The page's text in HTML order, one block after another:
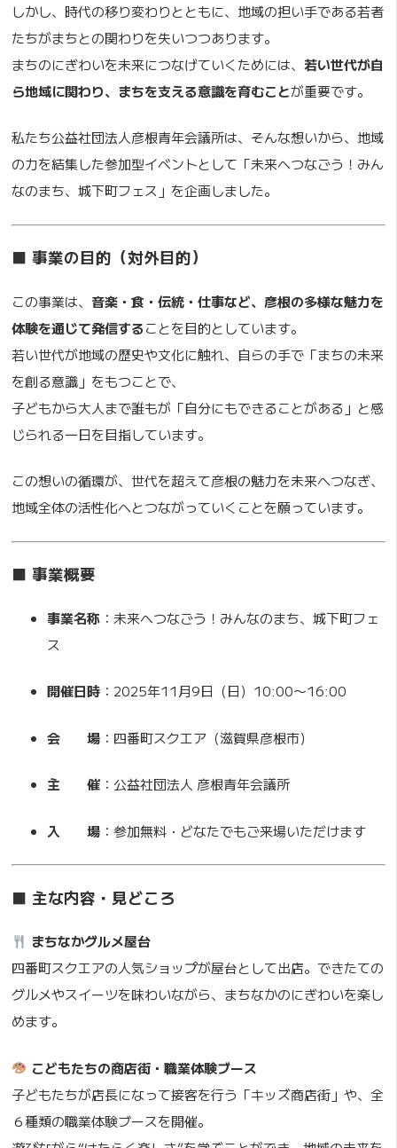
しかし、時代の移り変わりとともに、地域の担い手である若者
たちがまちとの関わりを失いつつあります。
まちのにぎわいを未来につなげていくためには、若い世代が自
ら地域に関わり、まちを支える意識を育むことが重要です。
私たち公益社団法人彦根青年会議所は、そんな想いから、地域
の力を結集した参加型イベントとして「未来へつなごう！みん
なのまち、城下町フェス」を企画しました。
■ 事業の目的（対外目的）
この事業は、 音楽・食・伝統・仕事など、彦根の多様な魅力を
体験を通じて発信することを目的としています。
若い世代が地域の歴史や文化に触れ、自らの手で「まちの未来
を創る意識」をもつことで、
子どもから大人まで誰もが「自分にもできることがある」と感
じられる一日を目指しています。
この想いの循環が、世代を超えて彦根の魅力を未来へつなぎ、
地域全体の活性化へとつながっていくことを願っています。
■ 事業概要
事業名称 ：未来へつなごう！みんなのまち、城下町フェ
ス
開催日時 ：2025年11月9日（日）10:00〜16:00
会 場 ：四番町スクエア（滋賀県彦根市）
主 催 ：公益社団法人 彦根青年会議所
入 場 ：参加無料・どなたでもご来場いただけます
■ 主な内容・見どころ
まちなかグルメ屋台
四番町スクエアの人気ショップが屋台として出店。できたての
グルメやスイーツを味わいながら、まちなかのにぎわいを楽し
めます。
こどもたちの商店街・職業体験ブース
子どもたちが店長になって接客を行う「キッズ商店街」や、全
６種類の職業体験ブースを開催。